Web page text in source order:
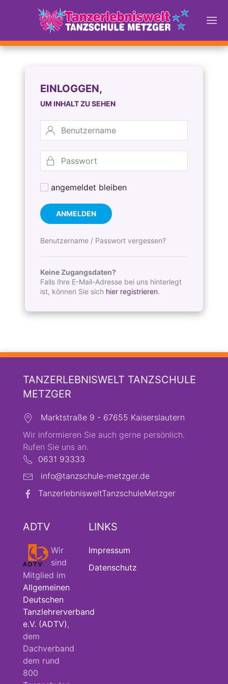
EINLOGGEN,
UM INHALT ZU SEHEN
angemeldet bleiben
ANMELDEN
Benutzername / Passwort vergessen?
Keine Zugangsdaten?
Falls Ihre E-Mail-Adresse bei uns hinterlegt
ist, können Sie sich hier registrieren.
TANZERLEBNISWELT TANZSCHULE
METZGER
Marktstraße 9 - 67655 Kaiserslautern
Wir informieren Sie auch gerne persönlich.
Rufen Sie uns an.
0631 93333
info@tanzschule-metzger.de
TanzerlebnisweltTanzschuleMetzger
ADTV
Wir
sind
Mitglied im
Allgemeinen
Deutschen
Tanzlehrerverband
e.V. (ADTV) ,
dem
Dachverband
dem rund
800
LINKS
Impressum
Datenschutz